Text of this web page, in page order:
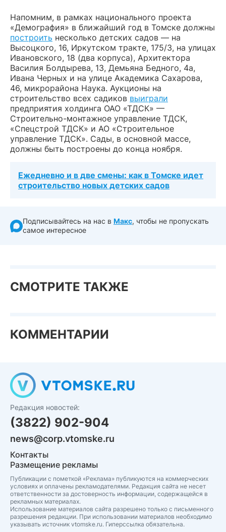
Напомним, в рамках национального проекта
«Демография» в ближайший год в Томске должны
построить несколько детских садов — на
Высоцкого, 16, Иркутском тракте, 175/3, на улицах
Ивановского, 18 (два корпуса), Архитектора
Василия Болдырева, 13, Демьяна Бедного, 4а,
Ивана Черных и на улице Академика Сахарова,
46, микрорайона Наука. Аукционы на
строительство всех садиков выиграли
предприятия холдинга ОАО «ТДСК» —
Строительно-монтажное управление ТДСК,
«Спецстрой ТДСК» и АО «Строительное
управление ТДСК». Сады, в основной массе,
должны быть построены до конца ноября.
Ежедневно и в две смены: как в Томске идет
строительство новых детских садов
Подписывайтесь на нас в Макс, чтобы не пропускать
самое интересное
СМОТРИТЕ ТАКЖЕ
КОММЕНТАРИИ
Редакция новостей:
(3822) 902-904
news@corp.vtomske.ru
Контакты
Размещение рекламы
Публикации с пометкой «Реклама» публикуются на коммерческих
условиях и оплачены рекламодателями. Редакция сайта не несет
ответственности за достоверность информации, содержащейся в
рекламных материалах.
Использование материалов сайта разрешено только с письменного
разрешения редакции. При использовании материалов необходимо
указывать источник vtomske.ru. Гиперссылка обязательна.